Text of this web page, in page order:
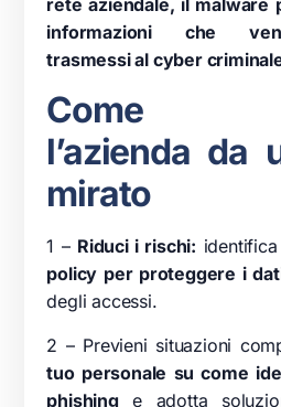
rete aziendale, il malware
informazioni che
trasmessi al cyber
Come
l’azienda da
mirato
1 – Riduci i rischi:
policy per proteggere i
degli accessi.
2 – Previeni situazioni
tuo personale su come
phishinge adotta